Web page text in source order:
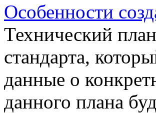
Особенности
Технический
стандарта,
данные о
данного плана